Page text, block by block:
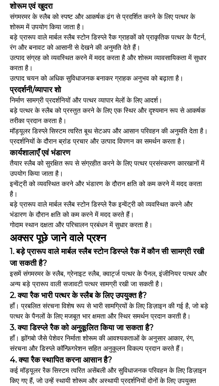
शोरूम एवं खुदरा
संगमरमर के स्लैब को स्पष्ट और आकर्षक ढंग से प्रदर्शित करने के लिए पत्थर के
शोरूम में उपयोग किया जाता है।
बड़े प्रारूप वाले मार्बल स्लैब स्टोन डिस्प्ले रैक ग्राहकों को प्राकृतिक पत्थर के पैटर्न,
रंग और बनावट को आसानी से देखने की अनुमति देते हैं।
उत्पाद संग्रह को व्यवस्थित करने में मदद करता है और शोरूम व्यावसायिकता में सुधार
करता है।
उत्पाद चयन को अधिक सुविधाजनक बनाकर ग्राहक अनुभव को बढ़ाता है।
प्रदर्शनी/व्यापार शो
निर्माण सामग्री प्रदर्शनियों और पत्थर व्यापार मेलों के लिए आदर्श।
बड़े पत्थर के स्लैब को प्रस्तुत करने के लिए एक स्थिर और दृश्यमान रूप से आकर्षक
तरीका प्रदान करता है।
मॉड्यूलर डिस्प्ले सिस्टम त्वरित बूथ सेटअप और आसान परिवहन की अनुमति देता है।
प्रदर्शनियों के दौरान ब्रांड प्रचार और उत्पाद विपणन का समर्थन करता है।
कार्यशालाएँ एवं भंडारण
तैयार स्लैब को सुरक्षित रूप से संग्रहीत करने के लिए पत्थर प्रसंस्करण कारखानों में
उपयोग किया जाता है।
इन्वेंट्री को व्यवस्थित करने और भंडारण के दौरान क्षति को कम करने में मदद करता
है।
बड़े प्रारूप वाले मार्बल स्लैब स्टोन डिस्प्ले रैक इन्वेंट्री को व्यवस्थित करने और
भंडारण के दौरान क्षति को कम करने में मदद करते हैं।
गोदाम स्थान दक्षता और परिचालन प्रबंधन में सुधार करता है।
अक्सर पूछे जाने वाले प्रश्न
1. बड़े प्रारूप वाले मार्बल स्लैब स्टोन डिस्प्ले रैक में कौन सी सामग्री रखी
जा सकती है?
इसमें संगमरमर के स्लैब, ग्रेनाइट स्लैब, क्वार्ट्ज पत्थर के पैनल, इंजीनियर पत्थर और
अन्य बड़े प्रारूप वाली सजावटी पत्थर सामग्री रखी जा सकती है।
2. क्या रैक भारी पत्थर के स्लैब के लिए उपयुक्त है?
हाँ। प्रबलित संरचना विशेष रूप से भारी सामग्रियों के लिए डिज़ाइन की गई है, जो बड़े
पत्थर के पैनलों के लिए मजबूत भार क्षमता और स्थिर समर्थन प्रदान करती है।
3. क्या डिस्प्ले रैक को अनुकूलित किया जा सकता है?
हाँ। झोंगबो जैसे पेशेवर निर्माता शोरूम की आवश्यकताओं के अनुसार आकार, रंग,
संरचना और डिस्प्ले कॉन्फ़िगरेशन सहित अनुकूलन विकल्प प्रदान करते हैं।
4. क्या रैक स्थापित करना आसान है?
कई मॉड्यूलर रैक सिस्टम त्वरित असेंबली और सुविधाजनक परिवहन के लिए डिज़ाइन
किए गए हैं, जो उन्हें स्थायी शोरूम और अस्थायी प्रदर्शनियों दोनों के लिए उपयुक्त